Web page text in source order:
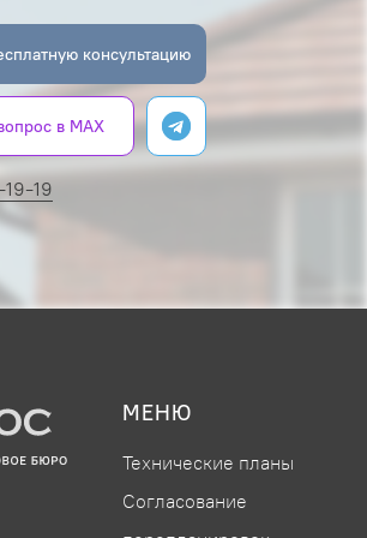
консультацию
19
в MAX
МЕНЮ
Технические планы
Согласование